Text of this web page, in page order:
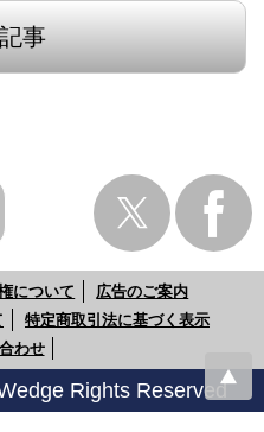
事
について
広告のご案内
特定商取引法に基づく表示
わせ
Rights Reserved